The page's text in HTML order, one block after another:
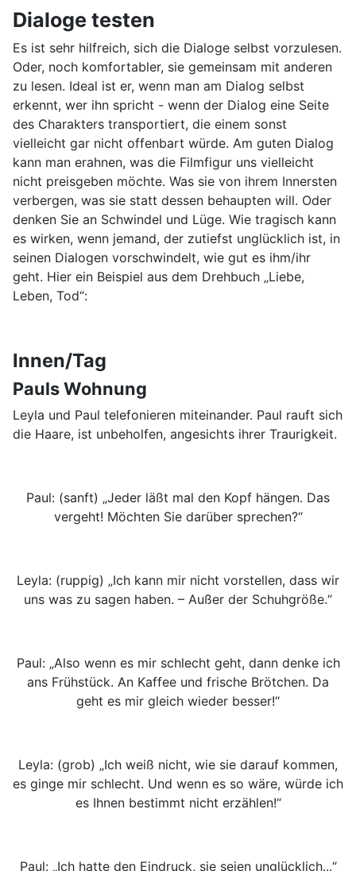
Dialoge testen
Es ist sehr hilfreich, sich die Dialoge selbst vorzulesen.
Oder, noch komfortabler, sie gemeinsam mit anderen
zu lesen. Ideal ist er, wenn man am Dialog selbst
erkennt, wer ihn spricht - wenn der Dialog eine Seite
des Charakters transportiert, die einem sonst
vielleicht gar nicht offenbart würde. Am guten Dialog
kann man erahnen, was die Filmfigur uns vielleicht
nicht preisgeben möchte. Was sie von ihrem Innersten
verbergen, was sie statt dessen behaupten will. Oder
denken Sie an Schwindel und Lüge. Wie tragisch kann
es wirken, wenn jemand, der zutiefst unglücklich ist, in
seinen Dialogen vorschwindelt, wie gut es ihm/ihr
geht. Hier ein Beispiel aus dem Drehbuch „Liebe,
Leben, Tod“:
Innen/Tag
Pauls Wohnung
Leyla und Paul telefonieren miteinander. Paul rauft sich
die Haare, ist unbeholfen, angesichts ihrer Traurigkeit.
Paul: (sanft) „Jeder läßt mal den Kopf hängen. Das
vergeht! Möchten Sie darüber sprechen?“
Leyla: (ruppig) „Ich kann mir nicht vorstellen, dass wir
uns was zu sagen haben. – Außer der Schuhgröße.“
Paul: „Also wenn es mir schlecht geht, dann denke ich
ans Frühstück. An Kaffee und frische Brötchen. Da
geht es mir gleich wieder besser!“
Leyla: (grob) „Ich weiß nicht, wie sie darauf kommen,
es ginge mir schlecht. Und wenn es so wäre, würde ich
es Ihnen bestimmt nicht erzählen!“
Paul: „Ich hatte den Eindruck, sie seien unglücklich...“